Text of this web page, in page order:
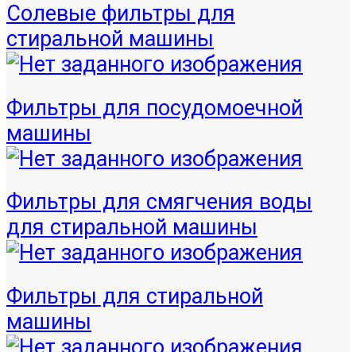
Солевые фильтры для
стиральной машины
Фильтры для посудомоечной
машины
Фильтры для смягчения воды
для стиральной машины
Фильтры для стиральной
машины